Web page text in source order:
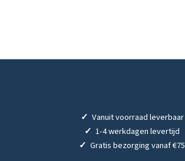
✓ Vanuit voorraad leverbaar
✓ 1-4 werkdagen levertijd
✓ Gratis bezorging vanaf €75